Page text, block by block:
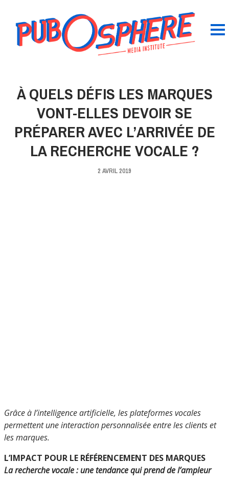
À QUELS DÉFIS LES MARQUES
VONT-ELLES DEVOIR SE
PRÉPARER AVEC L’ARRIVÉE DE
LA RECHERCHE VOCALE ?
2 AVRIL 2019
Grâce à l’intelligence artificielle, les plateformes vocales
permettent une interaction personnalisée entre les clients et
les marques.
L’IMPACT POUR LE RÉFÉRENCEMENT DES MARQUES
La recherche vocale : une tendance qui prend de l’ampleur